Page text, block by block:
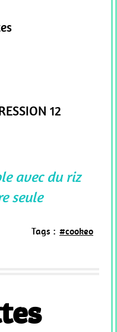
12
avec du riz
seule
Tags : #cookeo